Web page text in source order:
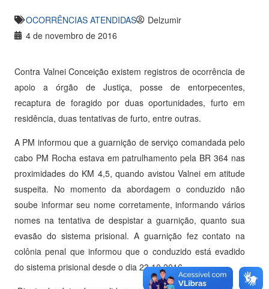
OCORRÊNCIAS ATENDIDAS
Delzumir
4 de novembro de 2016
Contra Valnei Conceição existem registros de ocorrência de
apoio a órgão de Justiça, posse de entorpecentes,
recaptura de foragido por duas oportunidades, furto em
residência, duas tentativas de furto, entre outras.
A PM informou que a guarnição de serviço comandada pelo
cabo PM Rocha estava em patrulhamento pela BR 364 nas
proximidades do KM 4,5, quando avistou Valnei em atitude
suspeita. No momento da abordagem o conduzido não
soube informar seu nome corretamente, informando vários
nomes na tentativa de despistar a guarnição, quanto sua
evasão do sistema prisional. A guarnição fez contato na
colônia penal que informou que o conduzido está evadido
do sistema prisional desde o dia 23.10.2016.